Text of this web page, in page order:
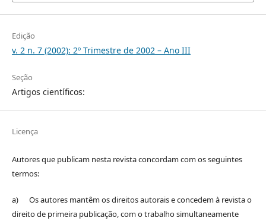
Edição
v. 2 n. 7 (2002): 2º Trimestre de 2002 – Ano III
Seção
Artigos científicos:
Licença
Autores que publicam nesta revista concordam com os seguintes
termos:
a) Os autores mantêm os direitos autorais e concedem à revista o
direito de primeira publicação, com o trabalho simultaneamente